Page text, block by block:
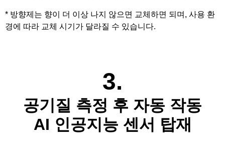
* 방향제는 향이 더 이상 나지 않으면 교체하면 되며 , 사용 환
경에 따라 교체 시기가 달라질 수 있습니다.
3.
공기질 측정 후 자동 작동
AI 인공지능 센서 탑재